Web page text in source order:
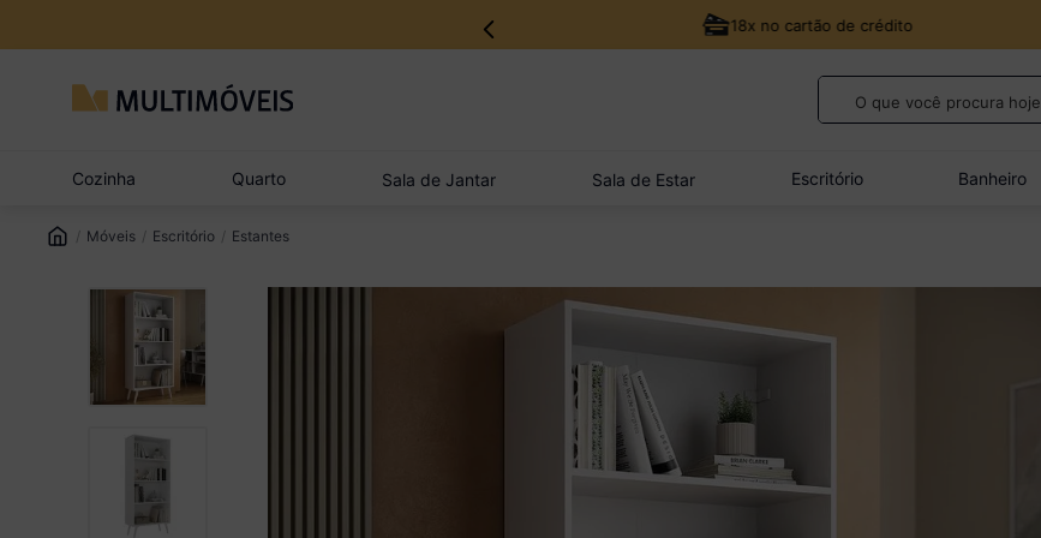
18x no cartão de crédito
O que você procura hoje?
Cozinha Quarto Sala de Jantar Sala de Estar Escritório Banheiro
Móveis Escritório Estantes
4º
sofá
quarto bebê completo